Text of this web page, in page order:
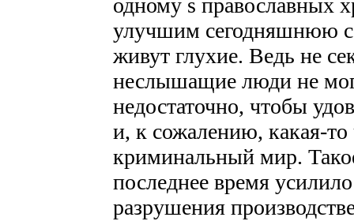
одному ѕ православных
улучшим сегодняшнюю
живут глухие. Ведь не
неслышащие люди не
недостаточно, чтобы
и, к сожалению, какая-то
криминальный мир.
последнее время
разрушения